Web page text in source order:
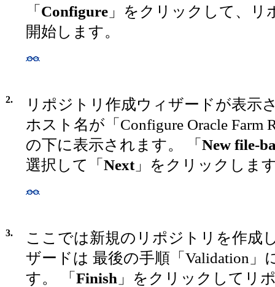
「 Configure 」をクリックして、リ
開始します。
2.
リポジトリ作成ウィザードが表示
ホスト名が「Configure Oracle Farm
の下に表示されます。 「 New file-
選択して「 Next」をクリックしま
3.
ここでは新規のリポジトリを作成
ザードは 最後の手順「Validation」
す。 「 Finish 」をクリックしてリ